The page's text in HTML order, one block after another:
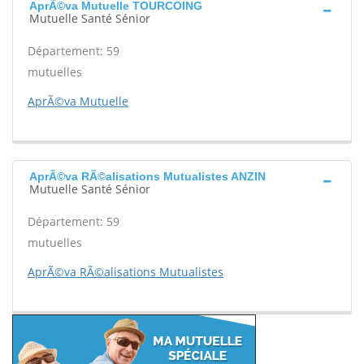
AprÃ©va Mutuelle TOURCOING
Mutuelle Santé Sénior
Département: 59
mutuelles
AprÃ©va Mutuelle
AprÃ©va RÃ©alisations Mutualistes ANZIN
Mutuelle Santé Sénior
Département: 59
mutuelles
AprÃ©va RÃ©alisations Mutualistes